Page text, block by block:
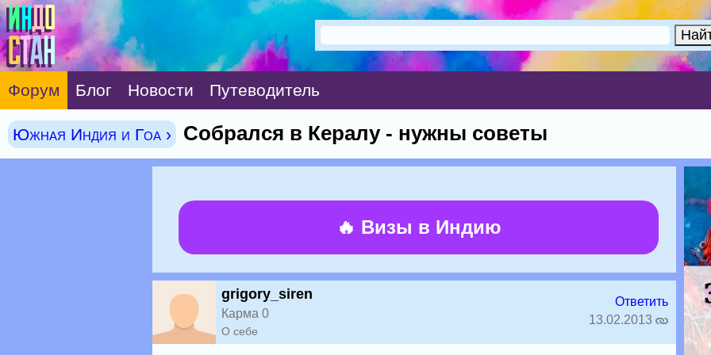
Форум Блог Новости Путеводитель
Южная Индия и Гоа › Собрался в Кералу - нужны советы
🔥 Визы в Индию
grigory_siren
Карма 0
О себе
Ответить
13.02.2013